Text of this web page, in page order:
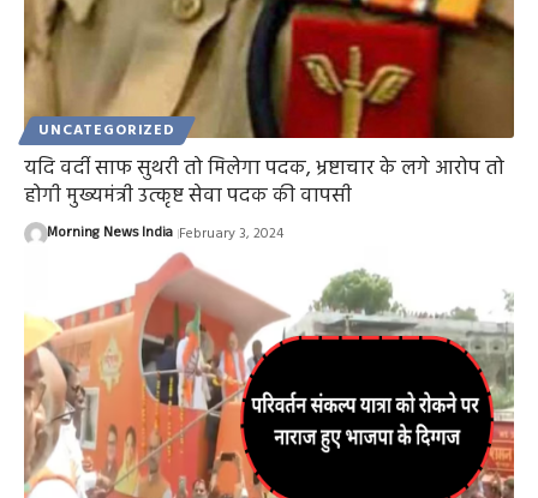
UNCATEGORIZED
यदि वर्दी साफ सुथरी तो मिलेगा पदक, भ्रष्टाचार के लगे आरोप तो
होगी मुख्यमंत्री उत्कृष्ट सेवा पदक की वापसी
Morning News India February 3, 2024